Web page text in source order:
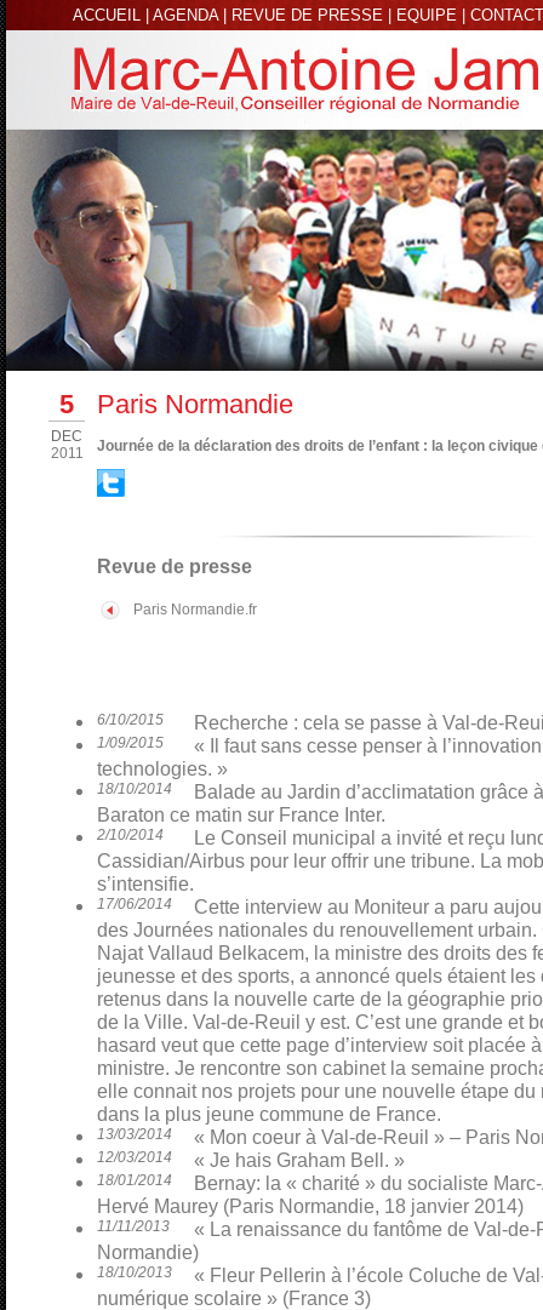
ACCUEIL AGENDA| REVUE DE PRESSE EQUIPE CONTACT
5
DEC
2011
Paris Normandie
Journée de la déclaration des droits de l’enfant : la leçon civique
Revue de presse
Paris Normandie.fr
6/10/2015 Recherche : cela se passe à Val-de-
1/09/2015
« Il faut sans cesse penser à
technologies. »
18/10/2014
Balade au Jardin d’acclimatation grâce
Baraton ce matin sur France Inter.
2/10/2014
Le Conseil municipal a invité et reçu
Cassidian/Airbus pour leur offrir une tribune. La
s’intensifie.
17/06/2014
Cette interview au Moniteur a paru
des Journées nationales du renouvellement urbain.
Najat Vallaud Belkacem, la ministre des droits des
jeunesse et des sports, a annoncé quels étaient
retenus dans la nouvelle carte de la géographie
de la Ville. Val-de-Reuil y est. C’est une grande et
hasard veut que cette page d’interview soit placée
ministre. Je rencontre son cabinet la semaine
elle connait nos projets pour une nouvelle étape
dans la plus jeune commune de France.
13/03/2014 « Mon coeur à Val-de-Reuil » – Paris
12/03/2014 « Je hais Graham Bell. »
18/01/2014
Bernay: la « charité » du socialiste
Hervé Maurey (Paris Normandie, 18 janvier 2014)
11/11/2013
« La renaissance du fantôme de Val-
Normandie)
18/10/2013
« Fleur Pellerin à l’école Coluche de
numérique scolaire » (France 3)